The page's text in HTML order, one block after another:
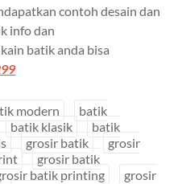
contoh desain dan
info dan
batik anda bisa
modern
batik
batik klasik
batik
grosir batik
grosir
grosir batik
batik printing
grosir